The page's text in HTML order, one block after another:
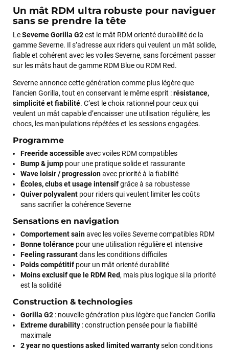
Un mât RDM ultra robuste pour naviguer
sans se prendre la tête
LeSeverne Gorilla G2est le mât RDM orienté durabilité de la
gamme Severne. Il s’adresse aux riders qui veulent un mât solide,
fiable et cohérent avec les voiles Severne, sans forcément passer
sur les mâts haut de gamme RDM Blue ou RDM Red.
Severne annonce cette génération comme plus légère que
l’ancien Gorilla, tout en conservant le même esprit :résistance,
simplicité et fiabilité. C’est le choix rationnel pour ceux qui
veulent un mât capable d’encaisser une utilisation régulière, les
chocs, les manipulations répétées et les sessions engagées.
Programme
Freeride accessibleavec voiles RDM compatibles
Bump & jump pour une pratique solide et rassurante
Wave loisir / progressionavec priorité à la fiabilité
Écoles, clubs et usage intensifgrâce à sa robustesse
Quiver polyvalent pour riders qui veulent limiter les coûts
sans sacrifier la cohérence Severne
Sensations en navigation
Comportement sainavec les voiles Severne compatibles RDM
Bonne tolérance pour une utilisation régulière et intensive
Feeling rassurantdans les conditions difficiles
Poids compétitif pour un mât orienté durabilité
Moins exclusif que le RDM Red, mais plus logique si la priorité
est la solidité
Construction & technologies
Gorilla G2 : nouvelle génération plus légère que l’ancien Gorilla
Extreme durability : construction pensée pour la fiabilité
maximale
2 year no questions asked limited warrantyselon conditions